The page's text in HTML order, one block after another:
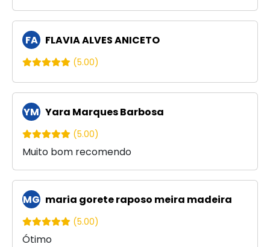
FA FLAVIA ALVES ANICETO
(5.00)
YM Yara Marques Barbosa
(5.00)
Muito bom recomendo
MG maria gorete raposo meira madeira
(5.00)
Ótimo